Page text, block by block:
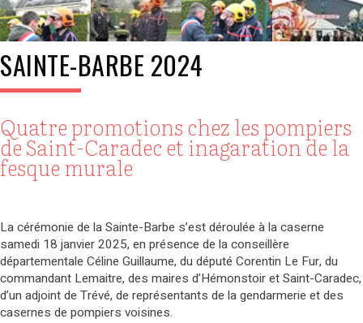
SAINTE-BARBE 2024
Quatre promotions chez les pompiers
de Saint-Caradec et inagaration de la
fesque murale
La cérémonie de la Sainte-Barbe s’est déroulée à la caserne
samedi 18 janvier 2025, en présence de la conseillère
départementale Céline Guillaume, du député Corentin Le Fur, du
commandant Lemaitre, des maires d’Hémonstoir et Saint-Caradec,
d’un adjoint de Trévé, de représentants de la gendarmerie et des
casernes de pompiers voisines.